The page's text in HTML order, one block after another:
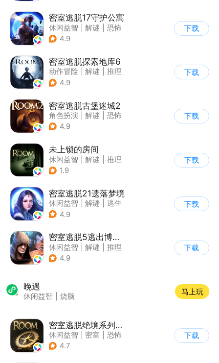
密室逃脱17守护公寓
休闲益智 解谜
恐怖
| 密室逃脱
4.9
下载
密室逃脱探索地库6
动作冒险 解谜
推理
| 欧美风
4.9
下载
密室逃脱古堡迷城2
角色扮演 解谜
恐怖
| 密室逃脱
4.9
下载
未上锁的房间
休闲益智 解谜
推理
| 端游移植
1.9
下载
密室逃脱21遗落梦境
休闲益智 解谜
逃生
| 密室逃脱
4.9
下载
密室逃脱5逃出博物馆
休闲益智 解谜
推理
| 密室逃脱
4.9
下载
晚遇
休闲益智 烧脑
马上玩
密室逃脱绝境系列2海盗船
休闲益智 密室
恐怖
| 密室逃脱
4.7
下载